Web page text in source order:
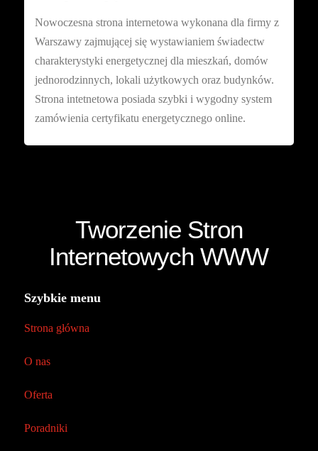
Nowoczesna strona internetowa wykonana dla firmy z
Warszawy zajmującej się wystawianiem świadectw
charakterystyki energetycznej dla mieszkań, domów
jednorodzinnych, lokali użytkowych oraz budynków.
Strona intetnetowa posiada szybki i wygodny system
zamówienia certyfikatu energetycznego online.
Tworzenie Stron
Internetowych WWW
Szybkie menu
Strona główna
O nas
Oferta
Poradniki